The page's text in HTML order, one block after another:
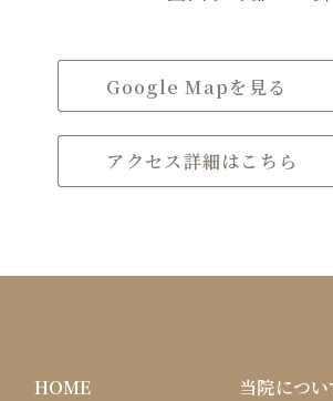
Google Mapを見る
アクセス詳細はこちら
HOME
当院につい